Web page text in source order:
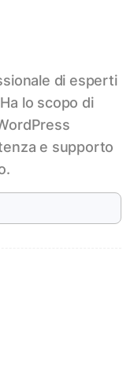
di esperti
lo scopo di
e supporto